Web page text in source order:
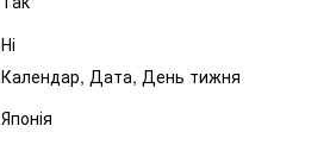
Ні
Календар, Дата, День тижня
Японія